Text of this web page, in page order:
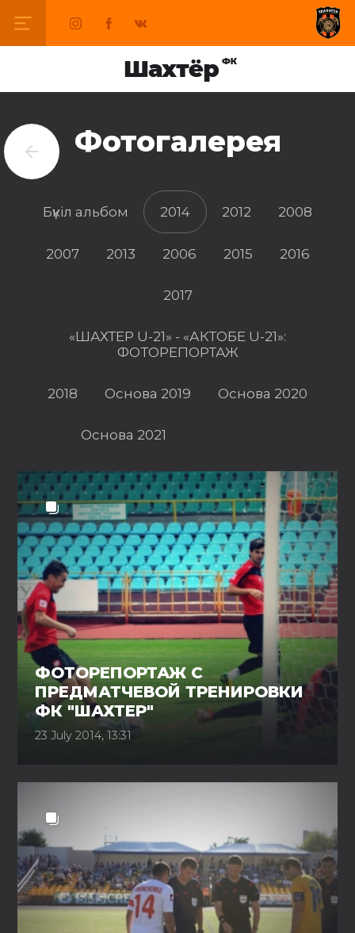
Фотогалерея
Бүкіл альбом 2014 2012 2008
2007 2013 2006 2015 2016
2017
«ШАХТЕР U-21» - «АКТОБЕ U-21»:
ФОТОРЕПОРТАЖ
2018 Основа 2019 Основа 2020
Основа 2021
ФОТОРЕПОРТАЖ С
ПРЕДМАТЧЕВОЙ ТРЕНИРОВКИ
ФК "ШАХТЕР"
23 July 2014, 13:31